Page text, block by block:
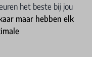
het beste bij jou
maar hebben elk